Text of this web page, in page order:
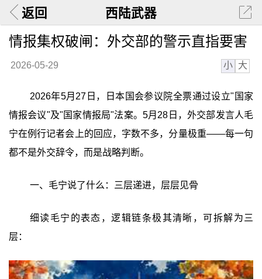
返回 西陆武器
情报集权破闸：外交部的警示直指要害
2026-05-29 小 大
2026年5月27日，日本国会参议院全票通过设立"国家
情报会议"及"国家情报局"法案。5月28日，外交部发言人毛
宁在例行记者会上的回应，字数不多，分量极重——每一句
都不是外交辞令，而是战略判断。
一、毛宁说了什么：三层递进，层层见骨
细读毛宁的表态，逻辑链条极其清晰，可拆解为三
层：